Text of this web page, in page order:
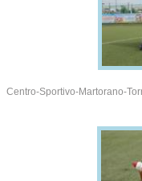
Centro-Sportivo-Martorano-